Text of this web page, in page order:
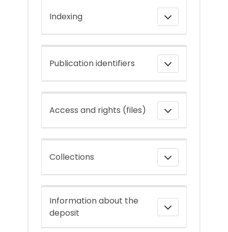
Indexing
Publication identifiers
Access and rights (files)
Collections
Information about the
deposit